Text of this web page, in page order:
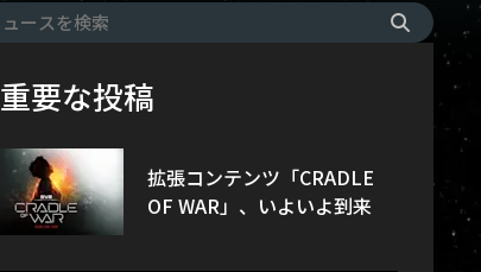
重要な投稿
拡張コンテンツ「CRADLE
OF WAR」、いよいよ到来